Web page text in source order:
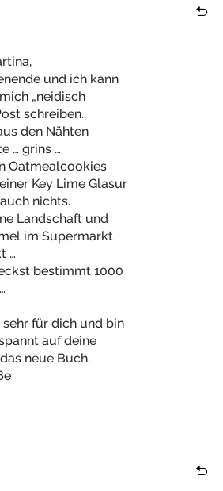
und ich kann
„neidisch
schreiben.
den Nähten
… grins …
Oatmealcookies
Key Lime Glasur
nichts.
Landschaft und
im Supermarkt
…
bestimmt 1000
für dich und bin
auf deine
neue Buch.